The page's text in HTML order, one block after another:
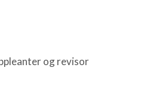
og revisor